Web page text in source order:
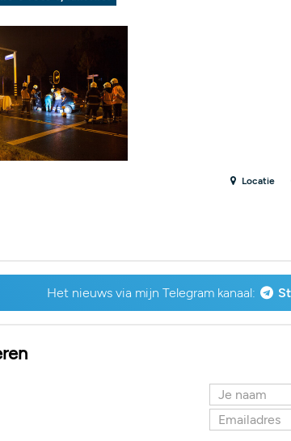
Locatie
Het nieuws via mijn Telegram kanaal: